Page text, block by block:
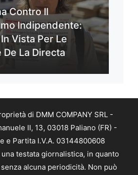
Contro Il
Indipendente:
Vista Per Le
La Directa
di DMM COMPANY SRL -
II, 13, 03018 Paliano (FR) -
e Partita I.V.A. 03144800608
testata giornalistica, in quanto
alcuna periodicità. Non può